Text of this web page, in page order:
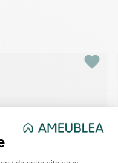
favorite